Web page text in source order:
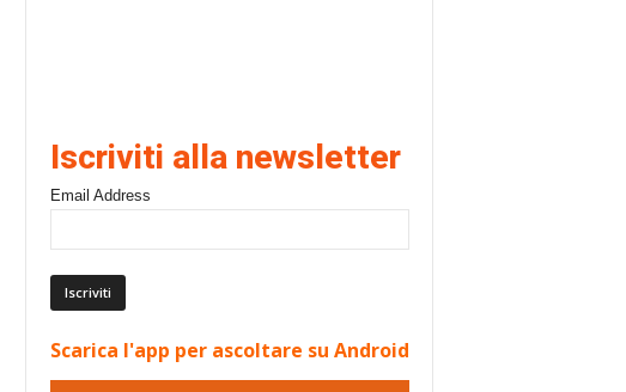
Iscriviti alla newsletter
Email Address
Scarica l'app per ascoltare su Android